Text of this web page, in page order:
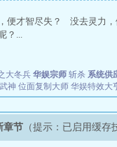
便才智尽失？ 没去灵力
？...
大冬兵 华娱宗师 斩杀 系统供
神 位面复制大师 华娱特效大
章节 （提示：已启用缓